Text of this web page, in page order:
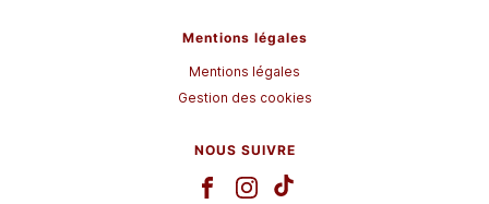
Mentions légales
Mentions légales
Gestion des cookies
NOUS SUIVRE